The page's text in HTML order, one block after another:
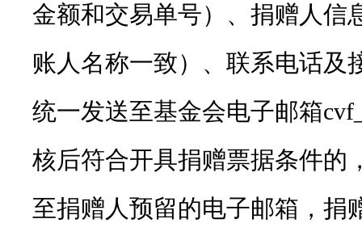
金额和交易单号）、捐赠人信
账人名称一致）、联系电话及
统一发送至基金会电子邮箱
核后符合开具捐赠票据条件的
至捐赠人预留的电子邮箱，捐